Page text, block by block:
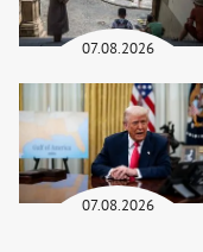
07.08.2026
07.08.2026